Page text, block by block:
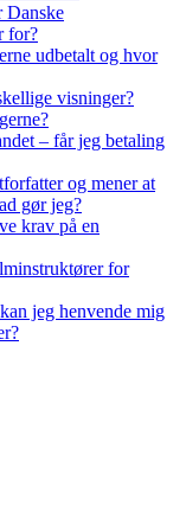
Danske
for?
udbetalt og hvor
visninger?
– får jeg betaling
og mener at
gør jeg?
krav på en
for
jeg henvende mig